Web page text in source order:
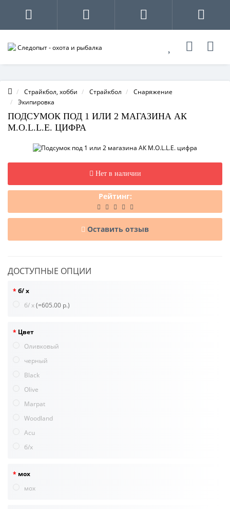
Страйкбол, хобби Страйкбол
Снаряжение
Экипировка
ПОДСУМОК ПОД 1 ИЛИ 2 МАГАЗИНА АК
M.O.L.L.E. ЦИФРА
Нет в наличии
Рейтинг:
Оставить отзыв
ДОСТУПНЫЕ ОПЦИИ
б/ х
б/ х(=605.00 р.)
Цвет
Оливковый
черный
Black
Olive
Marpat
Woodland
Acu
б/х
мох
мох